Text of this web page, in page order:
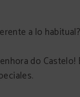
a lo habitual?
do Castelo!